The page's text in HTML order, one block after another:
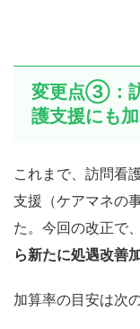
変更点③：
護支援にも
これまで、訪問看
支援（ケアマネの
た。今回の改正で
ら新たに処遇改善
加算率の目安は次